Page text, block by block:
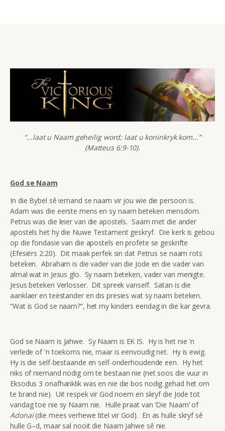
“...laat u Naam geheilig word; laat u koninkryk kom...”
(Matteus 6:9-10).
God se Naam
In die Bybel sê iemand se naam vir jou wie die persoon is.
Adam was die eerste mens en sy naam beteken mensdom.
Petrus was die leier van die apostels. Saam met die ander
apostels het hy die Nuwe Testament geskryf. Die kerk is gebou
op die fondasie van die apostels en profete se geskrifte
(Efesiërs 2:20). Dit maak perfek sin dat Petrus se naam rots
beteken. Abraham is die vader van die Jode en die vader van
almal wat in Jesus glo. Sy naam beteken, vader van menigte.
Jesus beteken Verlosser. Dit spreek vanself. Satan is die
aanklaer en teëstander en dis presies wat sy naam beteken.
“Wat is God se naam?”, het my kinders eendag in die kar gevra.
God se Naam is Jahwe. Sy Naam is EK IS. Hy is het nie 'n
verlede of 'n toekoms nie, maar is eenvoudig net. Hy is ewig.
Hy is die self-bestaande en self-onderhoudende een. Hy het
niks of niemand nodig om te bestaan nie (net soos die vuur in
Eksodus 3 onafhanklik was en nie die bos nodig gehad het om
te brand nie). Uit respek vir God noem en skryf die Jode tot
vandag toe nie sy Naam nie. Hulle praat van ‘Die Naam’ of
Adonai(die mees verhewe titel vir God). En as hulle skryf sê
hulle G–d, maar sal nooit die Naam Jahwe sê nie.